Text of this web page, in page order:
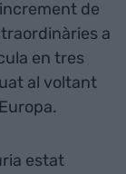
de
a
en tres
al voltant
estat